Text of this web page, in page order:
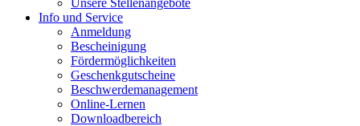
Unsere Stellenangebote
Info und Service
Anmeldung
Bescheinigung
Fördermöglichkeiten
Geschenkgutscheine
Beschwerdemanagement
Online-Lernen
Downloadbereich